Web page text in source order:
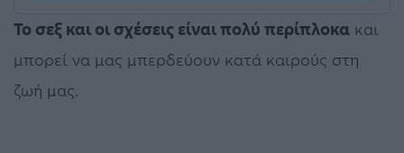
Το σεξ και οι σχέσεις είναι πολύ περίπλοκα και
μπορεί να μας μπερδεύουν κατά καιρούς στη
ζωή μας.